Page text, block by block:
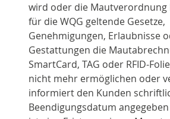
wird oder die Mautverordnung
für die WQG geltende Gesetze,
Genehmigungen, Erlaubnisse
Gestattungen die
SmartCard, TAG oder RFID-
nicht mehr ermöglichen oder
informiert den Kunden
Beendigungsdatum